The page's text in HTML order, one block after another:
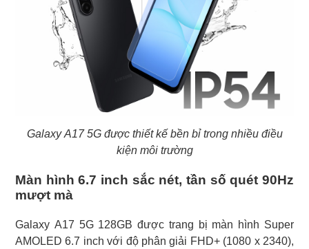
Galaxy A17 5G được thiết kế bền bỉ trong nhiều điều
kiện môi trường
Màn hình 6.7 inch sắc nét, tần số quét 90Hz
mượt mà
Galaxy A17 5G 128GB được trang bị màn hình Super
AMOLED 6.7 inch với độ phân giải FHD+ (1080 x 2340),